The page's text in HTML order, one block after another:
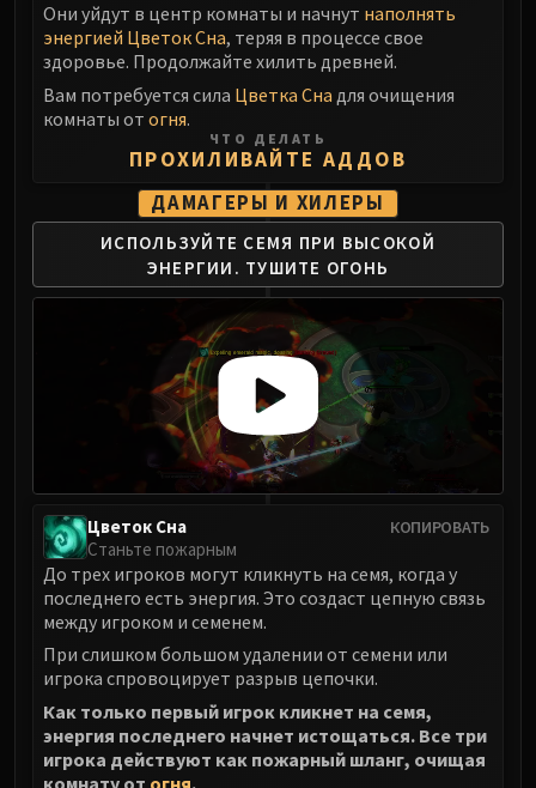
FIRELANDS
Shannox
Lord Rhyolith
Alysrazor
Majordomo Staghelm
Ragnaros
FIRELANDS
Conclave of Wind
Al'akir
Omnotron Defense System
Magmaw
Atramedes
Chimaeron
Maloriak
Halfus Wyrmbreaker
Valiona & Theralion
Ascendant Council
Sinestra
AMIRDRASSIL
Gnarlroot
Igira
Они уйдут в центр комнаты и начнут наполнять
энергией Цветок Сна, теряя в процессе свое
здоровье. Продолжайте хилить древней.
Вам потребуется сила Цветка Сна для очищения
комнаты от огня.
ЧТО ДЕЛАТЬ
ПРОХИЛИВАЙТЕ АДДОВ
ДАМАГЕРЫ И ХИЛЕРЫ
ИСПОЛЬЗУЙТЕ СЕМЯ ПРИ ВЫСОКОЙ
ЭНЕРГИИ. ТУШИТЕ ОГОНЬ
КОПИРОВАТЬ
Цветок Сна
Станьте пожарным
До трех игроков могут кликнуть на семя, когда у
последнего есть энергия. Это создаст цепную связь
между игроком и семенем.
При слишком большом удалении от семени или
игрока спровоцирует разрыв цепочки.
Как только первый игрок кликнет на семя,
энергия последнего начнет истощаться. Все три
игрока действуют как пожарный шланг, очищая
комнату от огня.